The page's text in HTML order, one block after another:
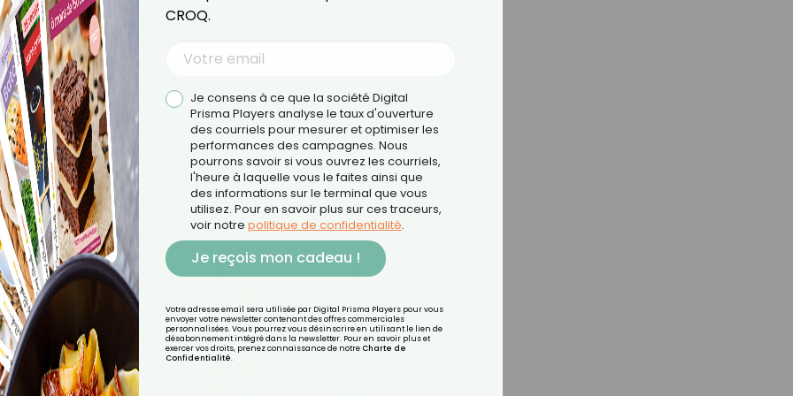
au beurre persillé
CROQ.
Je consens à ce que la société Digital
Prisma Players analyse le taux d'ouverture
des courriels pour mesurer et optimiser les
performances des campagnes. Nous
pourrons savoir si vous ouvrez les courriels,
l'heure à laquelle vous le faites ainsi que
des informations sur le terminal que vous
utilisez. Pour en savoir plus sur ces traceurs,
voir notre politique de confidentialité.
Je reçois mon cadeau !
Votre adresse email sera utilisée par Digital Prisma Players pour vous
envoyer votre newsletter contenant des offres commerciales
personnalisées. Vous pourrez vous désinscrire en utilisant le lien de
désabonnement intégré dans la newsletter. Pour en savoir plus et
exercer vos droits, prenez connaissance de notre Charte de
Confidentialité.